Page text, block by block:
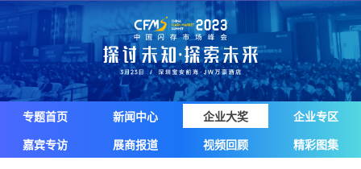
专题首页 新闻中心 企业大奖
企业专区
嘉宾专访
展商报道 视频回顾 精彩图集